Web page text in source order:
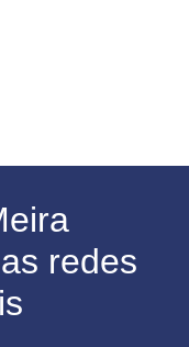
redes